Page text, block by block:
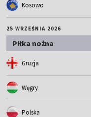
Kosowo
25 WRZEŚNIA 2026
Piłka nożna
Gruzja
Węgry
Polska